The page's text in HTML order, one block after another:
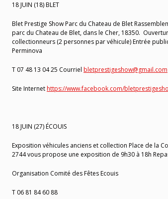
18 JUIN (18) BLET
Blet Prestige Show Parc du Chateau de Blet
parc du Chateau de Blet, dans le Cher, 18350.
collectionneurs (2 personnes par véhicule) Entrée
Perminova
T 07 48 13 04 25 Courriel bletprestigeshow@gmail.com
Site Internethttps://www.facebook.com/
18 JUIN (27) ÉCOUIS
Exposition véhicules anciens et collection Place de la
2744 vous propose une exposition de 9h30 à 18h
Organisation Comité des Fêtes Ecouis
T 06 81 84 60 88